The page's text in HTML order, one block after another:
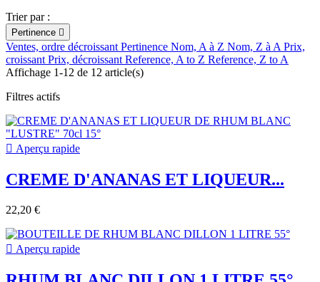
Trier par :
Pertinence 
Ventes, ordre décroissantPertinence Nom, A à Z Nom, Z à APrix,
croissantPrix, décroissantReference, A to Z Reference, Z to A
Affichage 1-12 de 12 article(s)
Filtres actifs
 Aperçu rapide
CREME D'ANANAS ET LIQUEUR...
22,20 €
 Aperçu rapide